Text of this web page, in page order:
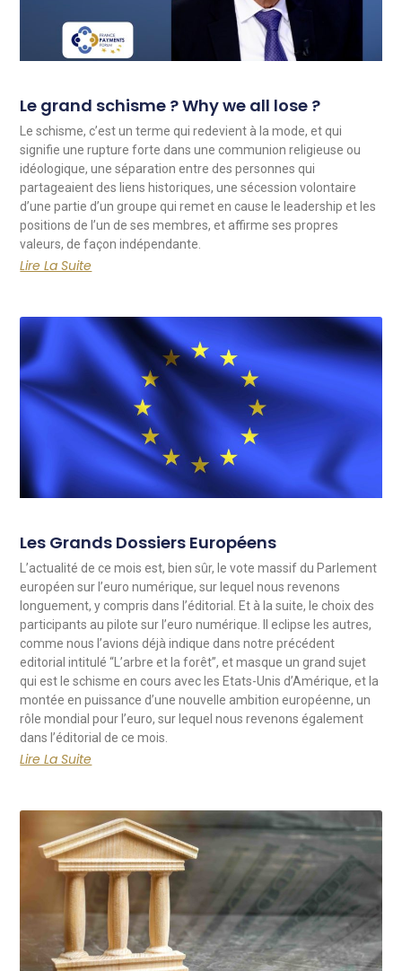
Le grand schisme ? Why we all lose ?
Le schisme, c’est un terme qui redevient à la mode, et qui
signifie une rupture forte dans une communion religieuse ou
idéologique, une séparation entre des personnes qui
partageaient des liens historiques, une sécession volontaire
d’une partie d’un groupe qui remet en cause le leadership et les
positions de l’un de ses membres, et affirme ses propres
valeurs, de façon indépendante.
Lire La Suite
Les Grands Dossiers Européens
L’actualité de ce mois est, bien sûr, le vote massif du Parlement
européen sur l’euro numérique, sur lequel nous revenons
longuement, y compris dans l’éditorial. Et à la suite, le choix des
participants au pilote sur l’euro numérique. Il eclipse les autres,
comme nous l’avions déjà indique dans notre précédent
editorial intitulé “L’arbre et la forêt”, et masque un grand sujet
qui est le schisme en cours avec les Etats-Unis d’Amérique, et la
montée en puissance d’une nouvelle ambition européenne, un
rôle mondial pour l’euro, sur lequel nous revenons également
dans l’éditorial de ce mois.
Lire La Suite